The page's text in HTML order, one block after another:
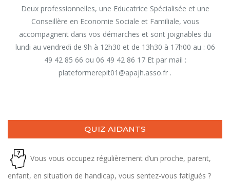
Deux professionnelles, une Educatrice Spécialisée et une
Conseillère en Economie Sociale et Familiale, vous
accompagnent dans vos démarches et sont joignables du
lundi au vendredi de 9h à 12h30 et de 13h30 à 17h00 au : 06
49 42 85 66 ou 06 49 42 86 17 Et par mail :
plateformerepit01@apajh.asso.fr .
QUIZ AIDANTS
Vous vous occupez régulièrement d’un proche, parent,
enfant, en situation de handicap, vous sentez-vous fatigués ?